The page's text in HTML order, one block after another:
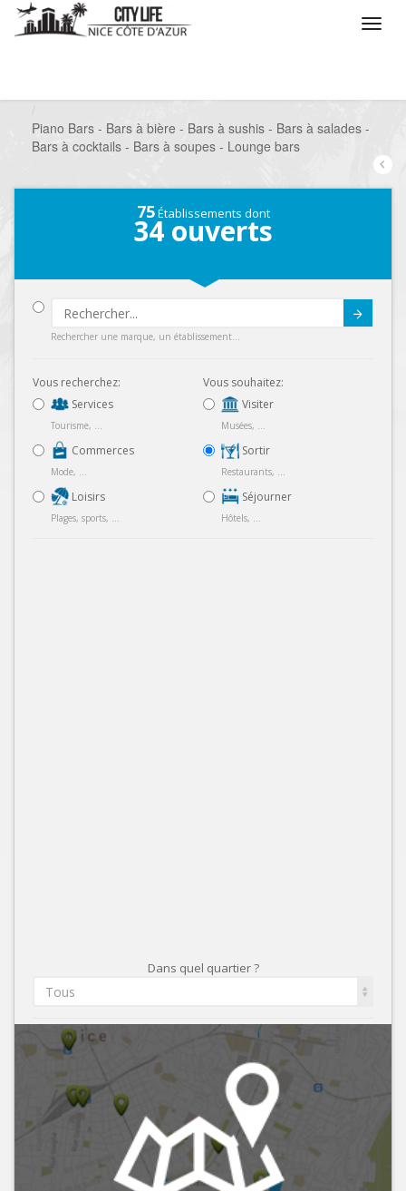
Piano Bars - Bars à bière - Bars à sushis - Bars à salades -
Bars à cocktails - Bars à soupes - Lounge bars
75Établissements dont
34 ouverts
Rechercher une marque, un établissement...
Vous recherchez:
Services
Tourisme, ...
Commerces
Mode, ...
Loisirs
Plages, sports, ...
Vous souhaitez:
Visiter
Musées, ...
Sortir
Restaurants, ...
Séjourner
Hôtels, ...
Dans quel quartier ?
Tous